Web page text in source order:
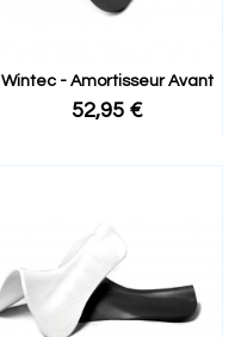
Wintec - Amortisseur Avant
52,95 €